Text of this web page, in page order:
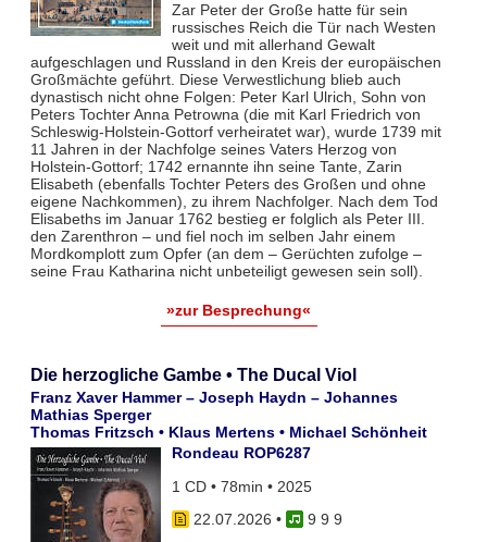
Zar Peter der Große hatte für sein
russisches Reich die Tür nach Westen
weit und mit allerhand Gewalt
aufgeschlagen und Russland in den Kreis der europäischen
Großmächte geführt. Diese Verwestlichung blieb auch
dynastisch nicht ohne Folgen: Peter Karl Ulrich, Sohn von
Peters Tochter Anna Petrowna (die mit Karl Friedrich von
Schleswig-Holstein-Gottorf verheiratet war), wurde 1739 mit
11 Jahren in der Nachfolge seines Vaters Herzog von
Holstein-Gottorf; 1742 ernannte ihn seine Tante, Zarin
Elisabeth (ebenfalls Tochter Peters des Großen und ohne
eigene Nachkommen), zu ihrem Nachfolger. Nach dem Tod
Elisabeths im Januar 1762 bestieg er folglich als Peter III.
den Zarenthron – und fiel noch im selben Jahr einem
Mordkomplott zum Opfer (an dem – Gerüchten zufolge –
seine Frau Katharina nicht unbeteiligt gewesen sein soll).
»zur Besprechung«
Die herzogliche Gambe • The Ducal Viol
Franz Xaver Hammer – Joseph Haydn – Johannes
Mathias Sperger
Thomas Fritzsch • Klaus Mertens • Michael Schönheit
Rondeau ROP6287
1 CD • 78min • 2025
22.07.2026 •
9 9 9